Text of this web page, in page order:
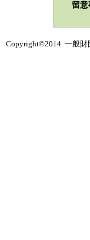
留
Copyright©2014. 一般財